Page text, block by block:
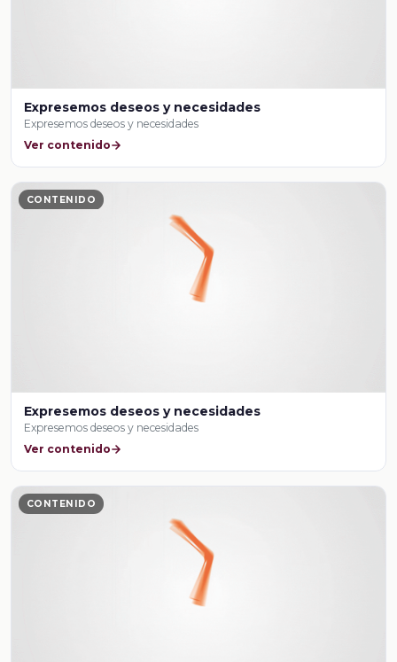
Expresemos deseos y necesidades
Expresemos deseos y necesidades
Ver contenido
CONTENIDO
Expresemos deseos y necesidades
Expresemos deseos y necesidades
Ver contenido
CONTENIDO